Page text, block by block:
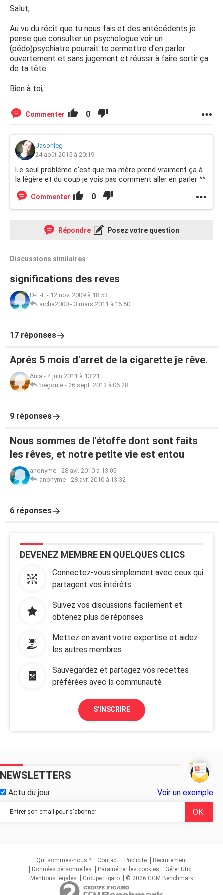
Salut,
Au vu du récit que tu nous fais et des antécédents je
pense que consulter un psychologue voir un
(pédo)psychiatre pourrait te permettre d'en parler
ouvertement et sans jugement et réussir à faire sortir ça
de ta tête.
Bien à toi,
Commenter 0
Jasonleg
24 août 2015 à 20:19
Le seul problème c'est que ma mère prend vraiment ça à
la légère et du coup je vois pas comment aller en parler ^^
Commenter 0
Répondre Posez votre question
Discussions similaires
significations des reves
D-E-L - 12 nov. 2009 à 18:53
aicha2000 - 3 mars 2011 à 16:50
17 réponses
Aprés 5 mois d'arret de la cigarette je rêve.
Ania - 4 juin 2011 à 13:21
begonie - 26 sept. 2013 à 06:28
9 réponses
Nous sommes de l'étoffe dont sont faits
les rêves, et notre petite vie est entou
anonyme - 28 avr. 2010 à 13:05
anonyme - 28 avr. 2010 à 13:32
6 réponses
DEVENEZ MEMBRE EN QUELQUES CLICS
Connectez-vous simplement avec ceux qui
partagent vos intérêts
Suivez vos discussions facilement et
obtenez plus de réponses
Mettez en avant votre expertise et aidez
les autres membres
Sauvegardez et partagez vos recettes
préférées avec la communauté
S'INSCRIRE
NEWSLETTERS
Actu du jour Voir un exemple
...
Qui sommes-nous ?
Contact Publicité
Recrutement
Données personnelles
Paramétrer les cookies
Gérer Utiq
Mentions légales
Groupe Figaro © 2026 CCM Benchmark